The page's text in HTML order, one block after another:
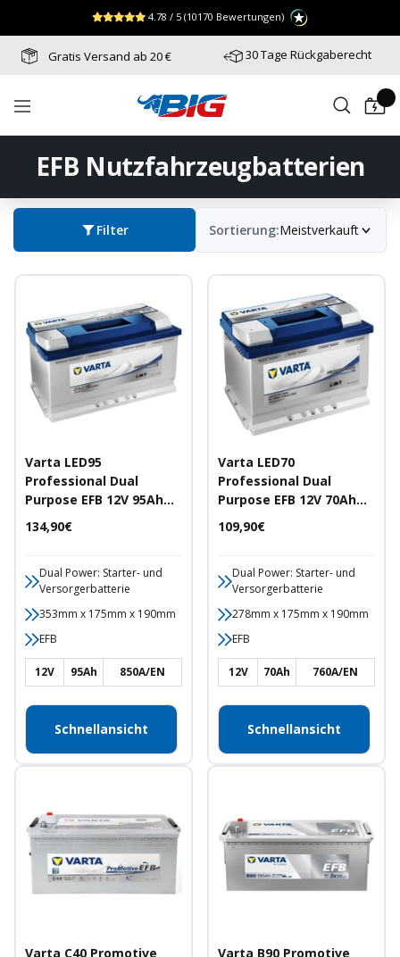
Zum Menü springen
Fußzeile springen
Barrierefreiheits-Widget öffnen
Inhalt
4.78 / 5 (10170 Bewertungen)
Gratis Versand ab 20 € 30 Tage Rückgaberecht
Navigation
Batterie-
EFB Nutzfahrzeugbatterien
Filter Sortierung:Meistverkauft
Varta LED95
Professional Dual
Purpose EFB 12V 95Ah
850A/EN Starter- und
Versorgerbatterie
Angebotspreis
134,90€
Dual Power: Starter- und
Versorgerbatterie
353mm x 175mm x 190mm
EFB
12V 95Ah 850A/EN
Schnellansicht
Varta LED70
Professional Dual
Purpose EFB 12V 70Ah
760A/EN Starter- und
Versorgerbatterie
Angebotspreis
109,90€
Dual Power: Starter- und
Versorgerbatterie
278mm x 175mm x 190mm
EFB
12V 70Ah 760A/EN
Schnellansicht
Varta C40 Promotive
Varta B90 Promotive